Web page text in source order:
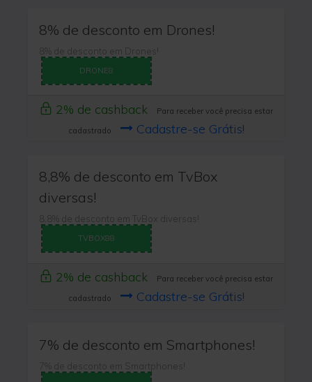
8% de desconto em Drones!
8% de desconto em Drones!
DRONE8
2% de cashback
Para receber você precisa estar
cadastrado
Cadastre-se Grátis!
8,8% de desconto em TvBox
diversas!
8,8% de desconto em TvBox diversas!
TVBOX88
2% de cashback
Para receber você precisa estar
cadastrado
Cadastre-se Grátis!
7% de desconto em Smartphones!
7% de desconto em Smartphones!